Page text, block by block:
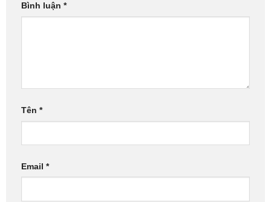
Bình luận *
Tên *
Email *